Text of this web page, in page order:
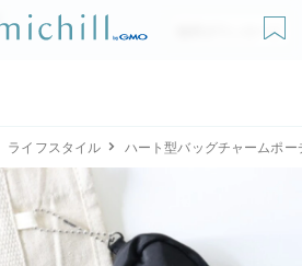
無料ダウンロード
ライフスタイル ハート型バッグチャームポー